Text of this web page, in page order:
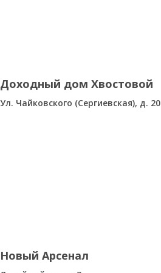
Доходный дом Хвостовой
Ул. Чайковского (Сергиевская), д. 20
Новый Арсенал